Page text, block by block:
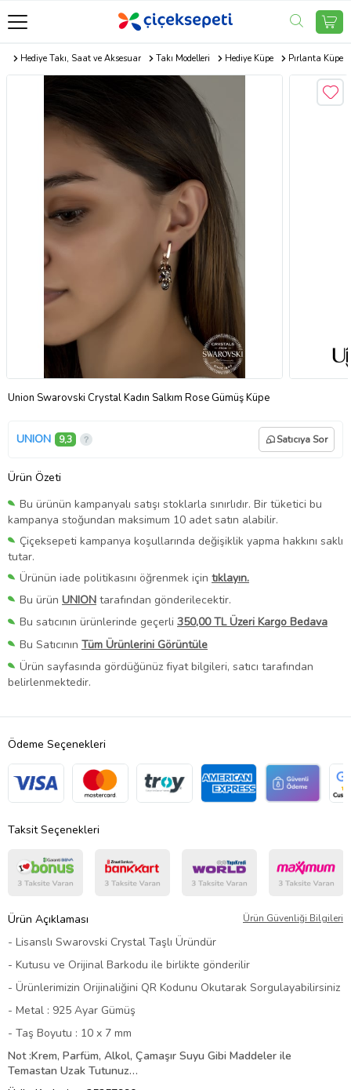
Hediye Takı, Saat ve Aksesuar Takı Modelleri Hediye Küpe Pırlanta Küpe
Union Swarovski Crystal Kadın Salkım Rose Gümüş Küpe
UNION 9,3 Satıcıya Sor
Ürün Özeti
Bu ürünün kampanyalı satışı stoklarla sınırlıdır. Bir tüketici bu
kampanya stoğundan maksimum 10 adet satın alabilir.
Çiçeksepeti kampanya koşullarında değişiklik yapma hakkını saklı
tutar.
Ürünün iade politikasını öğrenmek için tıklayın.
Bu ürün UNION tarafından gönderilecektir.
Bu satıcının ürünlerinde geçerli 350,00 TL Üzeri Kargo Bedava
Bu Satıcının Tüm Ürünlerini Görüntüle
Ürün sayfasında gördüğünüz fiyat bilgileri, satıcı tarafından
belirlenmektedir.
Ödeme Seçenekleri
Taksit Seçenekleri
Ürün Açıklaması Ürün Güvenliği Bilgileri
- Lisanslı Swarovski Crystal Taşlı Üründür
- Kutusu ve Orijinal Barkodu ile birlikte gönderilir
- Ürünlerimizin Orijinaliğini QR Kodunu Okutarak Sorgulayabilirsiniz
- Metal : 925 Ayar Gümüş
- Taş Boyutu : 10 x 7 mm
Not :Krem, Parfüm, Alkol, Çamaşır Suyu Gibi Maddeler ile
Temastan Uzak Tutunuz…